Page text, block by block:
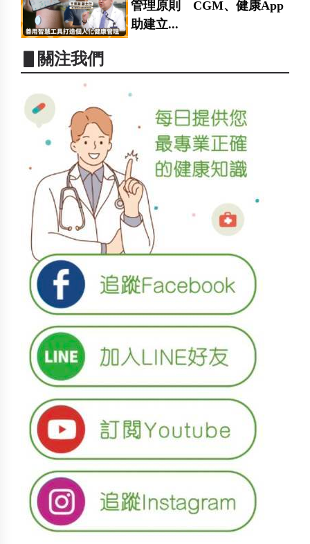
管理原則 CGM、健康App
助建立...
▋關注我們